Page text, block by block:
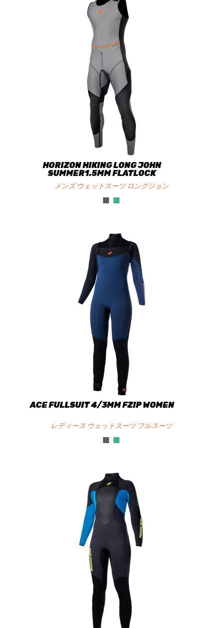
HORIZON HIKING LONG JOHN
SUMMER1.5MM FLATLOCK
メンズ ウェットスーツ ロングジョン
ACE FULLSUIT 4/3MM FZIP WOMEN
レディース ウェットスーツ フルスーツ